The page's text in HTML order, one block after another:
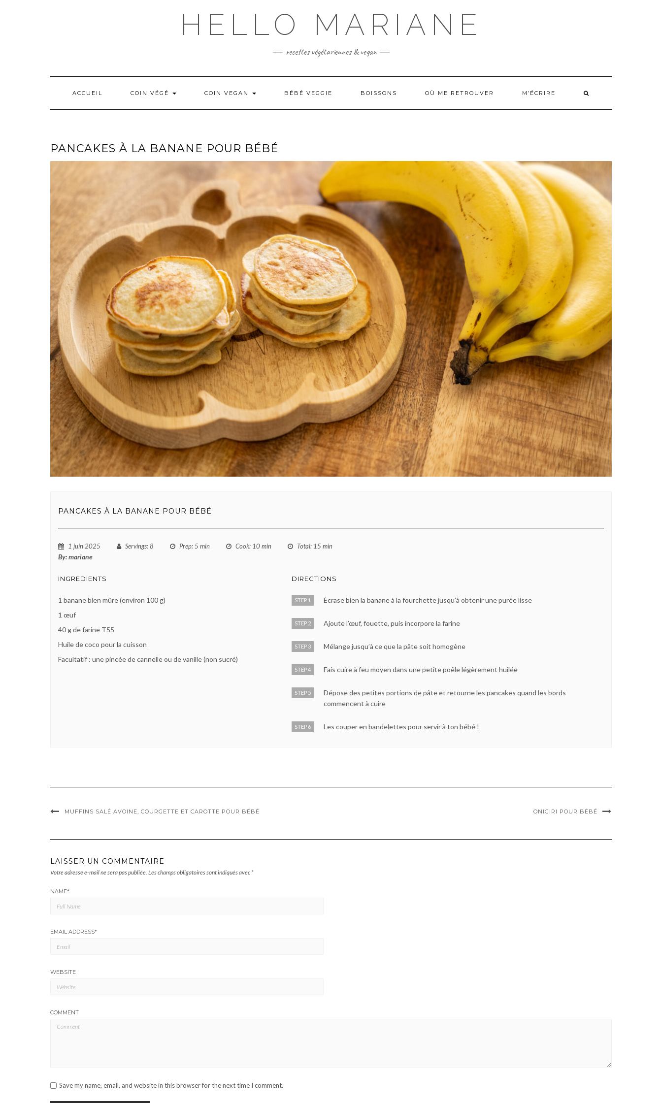
HELLO MARIANE
recettes végétariennes & vegan
ACCUEIL COIN VÉGÉ COIN VEGAN BÉBÉ VEGGIE BOISSONS OÙ ME RETROUVER M’ÉCRIRE
PANCAKES À LA BANANE POUR BÉBÉ
PANCAKES À LA BANANE POUR BÉBÉ
1 juin 2025 Servings: 8 Prep: 5 min Cook: 10 min Total: 15 min
By:mariane
INGREDIENTS
1 banane bien mûre (environ 100 g)
1 œuf
40 g de farine T55
Huile de coco pour la cuisson
Facultatif : une pincée de cannelle ou de vanille (non sucré)
DIRECTIONS
STEP 1 Écrase bien la banane à la fourchette jusqu’à obtenir une purée lisse
STEP 2 Ajoute l’œuf, fouette, puis incorpore la farine
STEP 3 Mélange jusqu’à ce que la pâte soit homogène
STEP 4 Fais cuire à feu moyen dans une petite poêle légèrement huilée
STEP 5
Dépose des petites portions de pâte et retourne les pancakes quand les bords
commencent à cuire
STEP 6 Les couper en bandelettes pour servir à ton bébé !
MUFFINS SALÉ AVOINE, COURGETTE ET CAROTTE POUR BÉBÉ ONIGIRI POUR BÉBÉ
LAISSER UN COMMENTAIRE
Votre adresse e-mail ne sera pas publiée. Les champs obligatoires sont indiqués avec *
NAME*
EMAIL ADDRESS*
WEBSITE
COMMENT
Save my name, email, and website in this browser for the next time I comment.